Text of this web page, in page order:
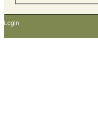
Login